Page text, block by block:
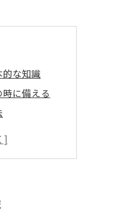
な知識
に備える
の入手法